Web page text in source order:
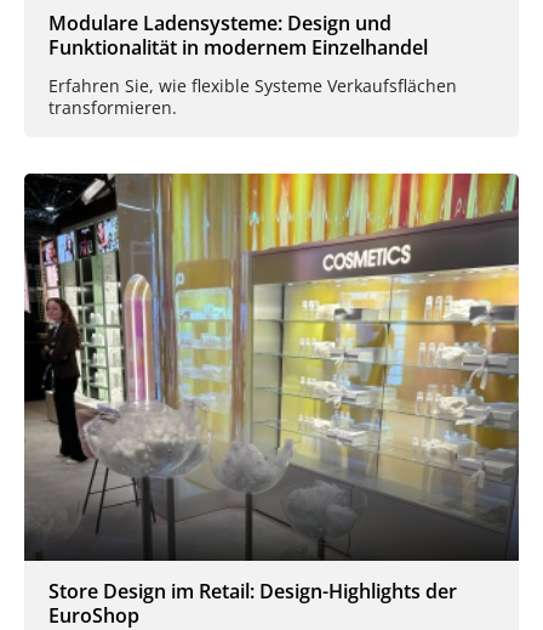
Modulare Ladensysteme: Design und
Funktionalität in modernem Einzelhandel
Erfahren Sie, wie flexible Systeme Verkaufsflächen
transformieren.
Store Design im Retail: Design-Highlights der
EuroShop